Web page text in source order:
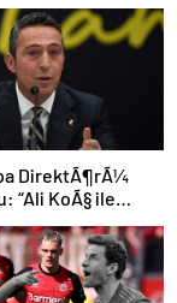
DirektÃ¶rÃ¼
“Ali KoÃ§ ile